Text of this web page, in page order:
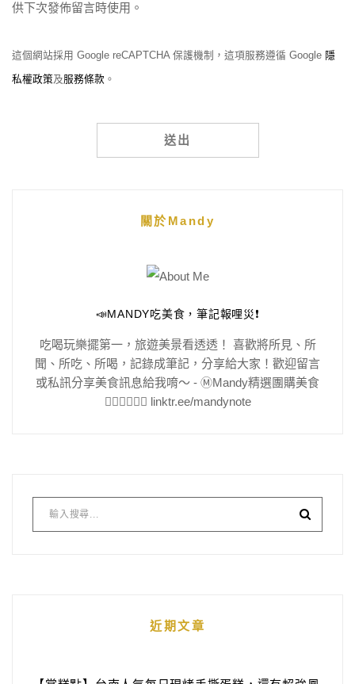
供下次發佈留言時使用。
這個網站採用 Google reCAPTCHA 保護機制，這項服務遵循 Google 隱
私權政策及服務條款 。
關於Mandy
📣MANDY吃美食，筆記報哩災❗️
吃喝玩樂擺第一，旅遊美景看透透！ 喜歡將所見、所
聞、所吃、所喝，記錄成筆記，分享給大家！歡迎留言
或私訊分享美食訊息給我唷～ - Ⓜ️Mandy精選團購美食
👇🏻👇🏻👇🏻 linktr.ee/mandynote
近期文章